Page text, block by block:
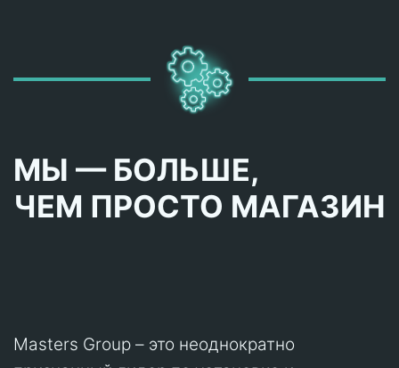
МЫ — БОЛЬШЕ,
ЧЕМ ПРОСТО МАГАЗИН
Masters Group – это неоднократно